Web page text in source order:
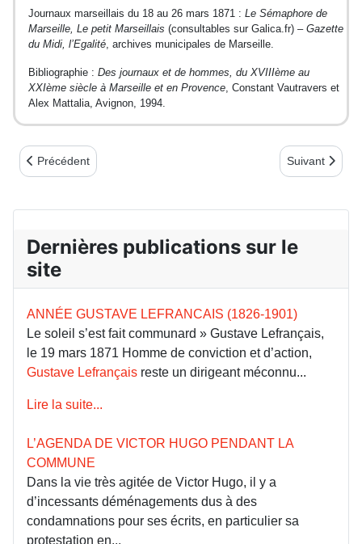
Journaux marseillais du 18 au 26 mars 1871 : Le Sémaphore de
Marseille, Le petit Marseillais (consultables sur Galica.fr) – Gazette
du Midi, l’Egalité, archives municipales de Marseille.
Bibliographie : Des journaux et de hommes, du XVIIIème au
XXIème siècle à Marseille et en Provence, Constant Vautravers et
Alex Mattalia, Avignon, 1994.
Article précédent : Commune 1871 : éphéméride - 23 mars
Précédent Article
Suivant
Dernières publications sur le
site
ANNÉE GUSTAVE LEFRANCAIS (1826-1901)
Le soleil s’est fait communard » Gustave Lefrançais,
le 19 mars 1871 Homme de conviction et d’action,
Gustave Lefrançais reste un dirigeant méconnu...
Lire la suite...
L’AGENDA DE VICTOR HUGO PENDANT LA
COMMUNE
Dans la vie très agitée de Victor Hugo, il y a
d’incessants déménagements dus à des
condamnations pour ses écrits, en particulier sa
protestation en...